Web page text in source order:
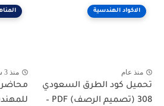
الاكواد الهندسية
منذ عام
تحميل كود الطرق السعودي
308 (تصميم الرصف) PDF –
منذ 3 سنة